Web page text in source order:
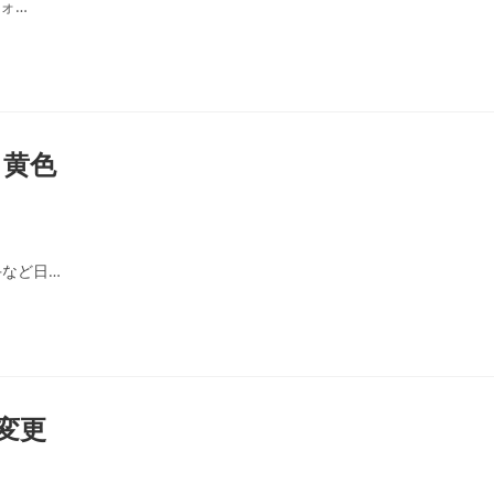
…
色
ど日…
更